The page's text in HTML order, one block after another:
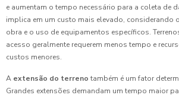
e aumentam o tempo necessário para a coleta de
implica em um custo mais elevado, considerando
obra e o uso de equipamentos específicos.
acesso geralmente requerem menos tempo e
custos menores.
A extensão do terreno também é um fator
Grandes extensões demandam um tempo maior